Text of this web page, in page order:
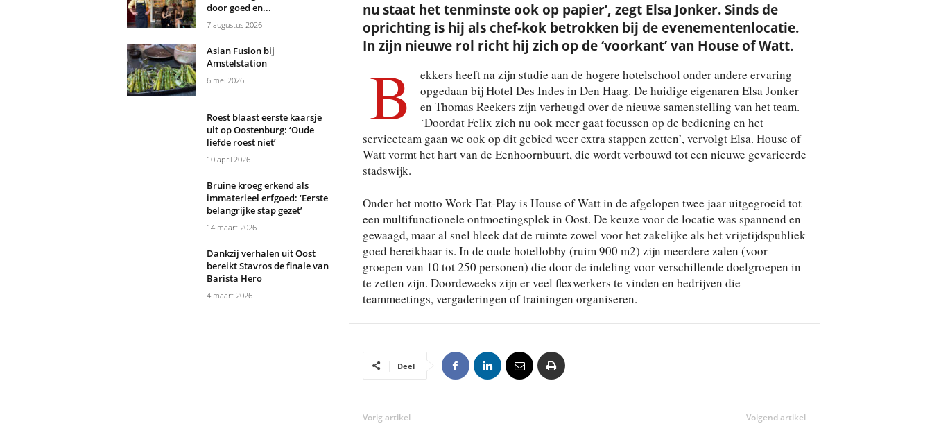
nu staat het tenminste ook op papier’, zegt Elsa Jonker. Sinds de
oprichting is hij als chef-kok betrokken bij de evenementenlocatie.
In zijn nieuwe rol richt hij zich op de ‘voorkant’ van House of Watt.
B
ekkers heeft na zijn studie aan de hogere hotelschool onder andere ervaring
opgedaan bij Hotel Des Indes in Den Haag. De huidige eigenaren Elsa Jonker
en Thomas Reekers zijn verheugd over de nieuwe samenstelling van het team.
‘Doordat Felix zich nu ook meer gaat focussen op de bediening en het
serviceteam gaan we ook op dit gebied weer extra stappen zetten’, vervolgt Elsa. House of
Watt vormt het hart van de Eenhoornbuurt, die wordt verbouwd tot een nieuwe gevarieerde
stadswijk.
Onder het motto Work-Eat-Play is House of Watt in de afgelopen twee jaar uitgegroeid tot
een multifunctionele ontmoetingsplek in Oost. De keuze voor de locatie was spannend en
gewaagd, maar al snel bleek dat de ruimte zowel voor het zakelijke als het vrijetijdspubliek
goed bereikbaar is. In de oude hotellobby (ruim 900 m2) zijn meerdere zalen (voor
groepen van 10 tot 250 personen) die door de indeling voor verschillende doelgroepen in
te zetten zijn. Doordeweeks zijn er veel flexwerkers te vinden en bedrijven die
teammeetings, vergaderingen of trainingen organiseren.
Deel
Vorig artikel Volgend artikel
door goed en...
7 augustus 2026
Asian Fusion bij
Amstelstation
6 mei 2026
Roest blaast eerste kaarsje
uit op Oostenburg: ‘Oude
liefde roest niet’
10 april 2026
Bruine kroeg erkend als
immaterieel erfgoed: ‘Eerste
belangrijke stap gezet’
14 maart 2026
Dankzij verhalen uit Oost
bereikt Stavros de finale van
Barista Hero
4 maart 2026